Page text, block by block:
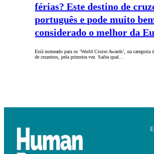
férias? Este destino de
português e pode muito
considerado o melhor da
Está nomeado para os ‘World Cruise Awards’, na categoria
de cruzeiros, pela primeira vez. Saiba qual…